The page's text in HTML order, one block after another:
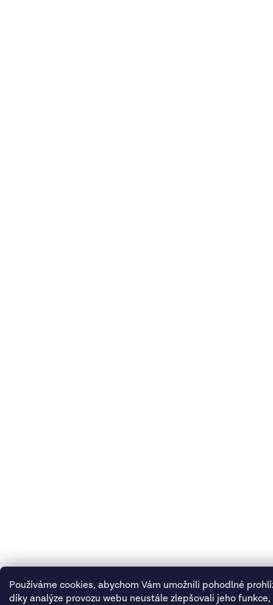
Používáme cookies, abychom Vám umožnili pohodlné
díky analýze provozu webu neustále zlepšovali jeho funkce,